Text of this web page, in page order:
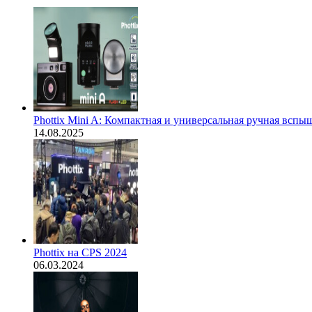
Phottix Mini A: Компактная и универсальная ручная
14.08.2025
Phottix на CPS 2024
06.03.2024